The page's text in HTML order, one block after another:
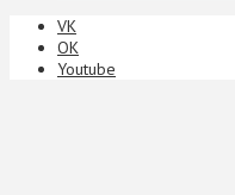
VK
ОК
Youtube